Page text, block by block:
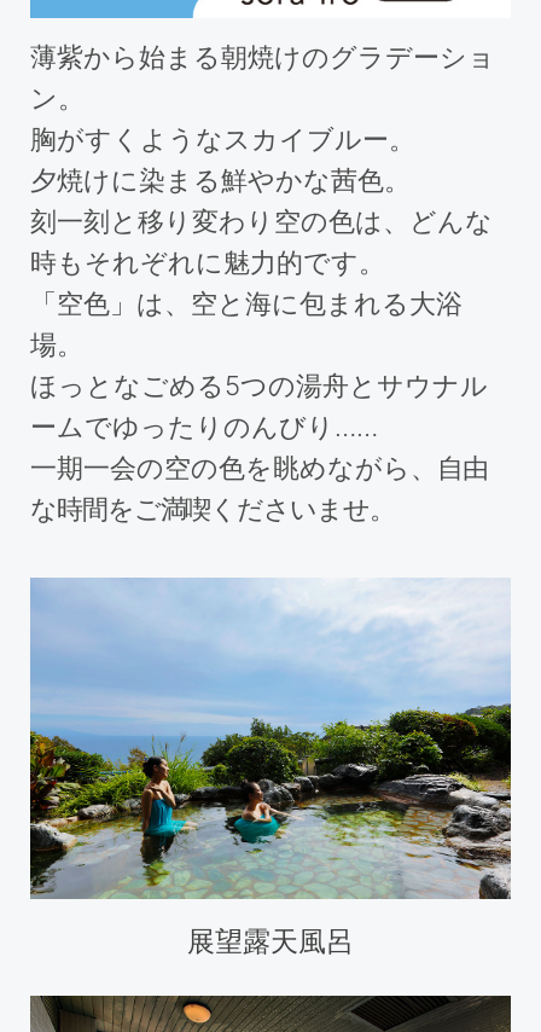
薄紫から始まる朝焼けのグラデーショ
ン。
胸がすくようなスカイブルー。
夕焼けに染まる鮮やかな茜色。
刻一刻と移り変わり空の色は、どんな
時もそれぞれに魅力的です。
「空色」は、空と海に包まれる大浴
場。
ほっとなごめる5つの湯舟とサウナル
ームでゆったりのんびり……
一期一会の空の色を眺めながら、
自由
な時間をご満喫くださいませ。
展望露天風呂